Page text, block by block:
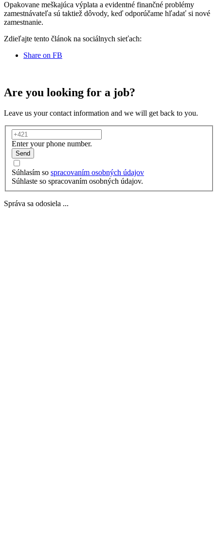
Opakovane meškajúca výplata a evidentné finančné problémy
zamestnávateľa sú taktiež dôvody, keď odporúčame hľadať si nové
zamestnanie.
Zdieľajte tento článok na sociálnych sieťach:
Share on FB
Are you looking for a job?
Leave us your contact information and we will get back to you.
Enter your phone number.
Send
Súhlasím so spracovaním osobných údajov
Súhlaste so spracovaním osobných údajov.
Správa sa odosiela ...